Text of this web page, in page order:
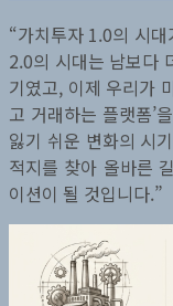
“가치투자 1.0의 시대
2.0의 시대는 남보다
기였고, 이제 우리가
고 거래하는 플랫폼’
잃기 쉬운 변화의 시
적지를 찾아 올바른
이션이 될 것입니다.”